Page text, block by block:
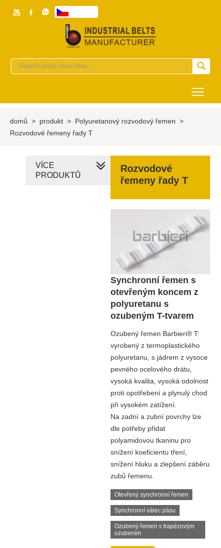
  

domů > produkt > Polyuretanový rozvodový řemen >
Rozvodové řemeny řady T
Rozvodové
řemeny řady T
Synchronní řemen s
otevřeným koncem z
polyuretanu s
ozubeným T-tvarem
Ozubený řemen Barbieri® T:
vyrobený z termoplastického
polyuretanu, s jádrem z vysoce
pevného ocelového drátu,
vysoká kvalita, vysoká odolnost
proti opotřebení a plynulý chod
při vysokém zatížení.
Na zadní a zubní povrchy lze
dle potřeby přidat
polyamidovou tkaninu pro
snížení koeficientu tření,
snížení hluku a zlepšení záběru
zubů řemenu.
Otevřený synchronní řemen
Synchronní válec pásu
Ozubený řemen s trapézovým
ozubením
VÍCE
PRODUKTŮ